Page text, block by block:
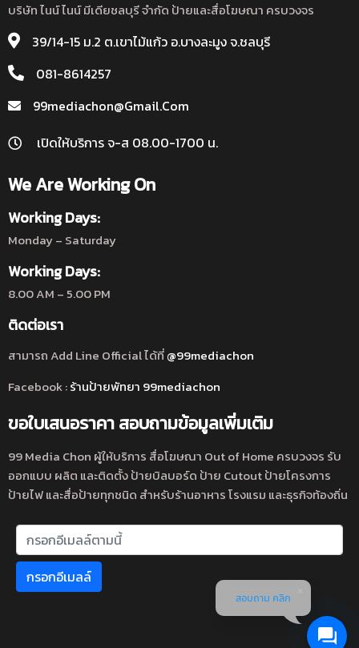
บริษัท ไนน์ ไนน์ มีเดียชลบุรี จำกัด ป้ายและสื่อโฆษณา ครบวงจร
39/14-15 ม.2 ต.เขาไม้แก้ว อ.บางละมูง จ.ชลบุรี
081-8614257
99mediachon@gmail.com
เปิดให้บริการ จ-ส 08.00-1700 น.
We Are Working On
Working Days:
Monday – Saturday
Working Days:
8.00 AM – 5.00 PM
ติดต่อเรา
สามารถ Add Line Official ได้ที่@99mediachon
Facebook :ร้านป้ายพัทยา 99mediachon
ขอใบเสนอราคา สอบถามข้อมูลเพิ่มเติม
99 Media Chon ผู้ให้บริการ สื่อโฆษณา Out of Home ครบวงจร รับ
ออกแบบ ผลิต และติดตั้ง ป้ายบิลบอร์ด ป้าย Cutout ป้ายโครงการ
ป้ายไฟ และสื่อป้ายทุกชนิด สำหรับร้านอาหาร โรงแรม และธุรกิจท้องถิ่น
กรอกอีเมลล์
สอบถาม คลิก